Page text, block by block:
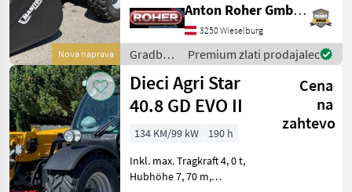
Nova naprava
Schnellwechsler * hydr.
Geräteverriegelung * LED
Arbeitsscheinwerfer *
Klimaanlage mit Heizung *
Luftgefe
Anton Roher GmbH (ACA Center Roher)
3250 Wieselburg
Gradbeni
stroji /
Manitou
Premium zlati prodajalec
Dieci Agri Star
40.8 GD EVO II
Cena
na
zahtevo
134 KM/99 kW
190 h
Inkl. max. Tragkraft 4, 0 t,
Hubhöhe 7, 70 m,